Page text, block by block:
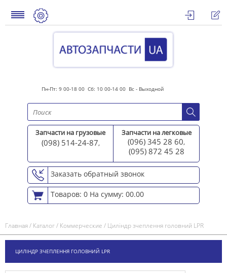
Пн-Пт: 9 00-18 00 Сб: 10 00-14 00 Вс - Выходной
Запчасти на грузовые
(098) 514-24-87,
Запчасти на легковые
(096) 345 28 60,
(095) 872 45 28
Заказать обратный звонок
Товаров: 0 На сумму: 00.00
Главная/ Каталог/ Коммерческие / Циліндр зчеплення головний LPR
ЦИЛІНДР ЗЧЕПЛЕННЯ ГОЛОВНИЙ LPR